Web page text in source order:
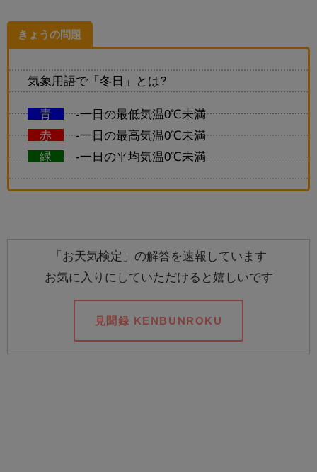
きょうの問題
気象用語で「冬日」とは?
青
-一日の最低気温0℃未満
赤
-一日の最高気温0℃未満
緑
-一日の平均気温0℃未満
「お天気検定」の解答を速報しています
お気に入りにしていただけると嬉しいです
見聞録 KENBUNROKU